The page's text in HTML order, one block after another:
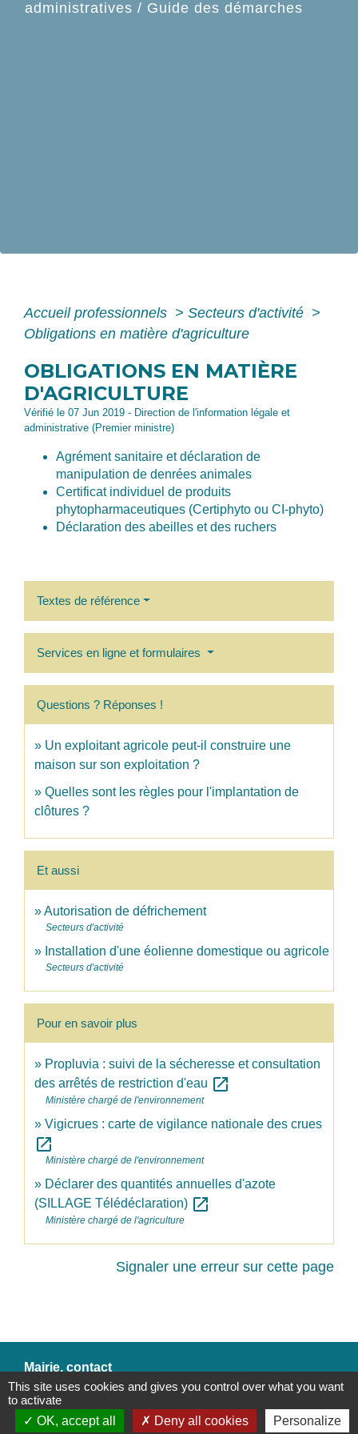
administratives / Guide des démarches
Accueil professionnels > Secteurs d'activité >
Obligations en matière d'agriculture
OBLIGATIONS EN MATIÈRE
D'AGRICULTURE
Vérifié le 07 Jun 2019 - Direction de l'information légale et
administrative (Premier ministre)
Agrément sanitaire et déclaration de
manipulation de denrées animales
Certificat individuel de produits
phytopharmaceutiques (Certiphyto ou CI-phyto)
Déclaration des abeilles et des ruchers
Textes de référence
Services en ligne et formulaires
Questions ? Réponses !
Un exploitant agricole peut-il construire une
maison sur son exploitation ?
Quelles sont les règles pour l'implantation de
clôtures ?
Et aussi
Autorisation de défrichement
Secteurs d'activité
Installation d'une éolienne domestique ou agricole
Secteurs d'activité
Pour en savoir plus
Propluvia : suivi de la sécheresse et consultation
des arrêtés de restriction d'eau open_in_new
Ministère chargé de l'environnement
Vigicrues : carte de vigilance nationale des crues
open_in_new
Ministère chargé de l'environnement
Déclarer des quantités annuelles d'azote
(SILLAGE Télédéclaration) open_in_new
Ministère chargé de l'agriculture
Signaler une erreur sur cette page
Mairie, contact
Commune de Champs-sur-Yonne
2 place Binoche
This site uses cookies and gives you control over what you want
to activate
OK, accept all
Deny all cookies Personalize